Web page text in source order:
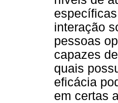
interação
pessoas
capazes
quais
eficácia
em certas